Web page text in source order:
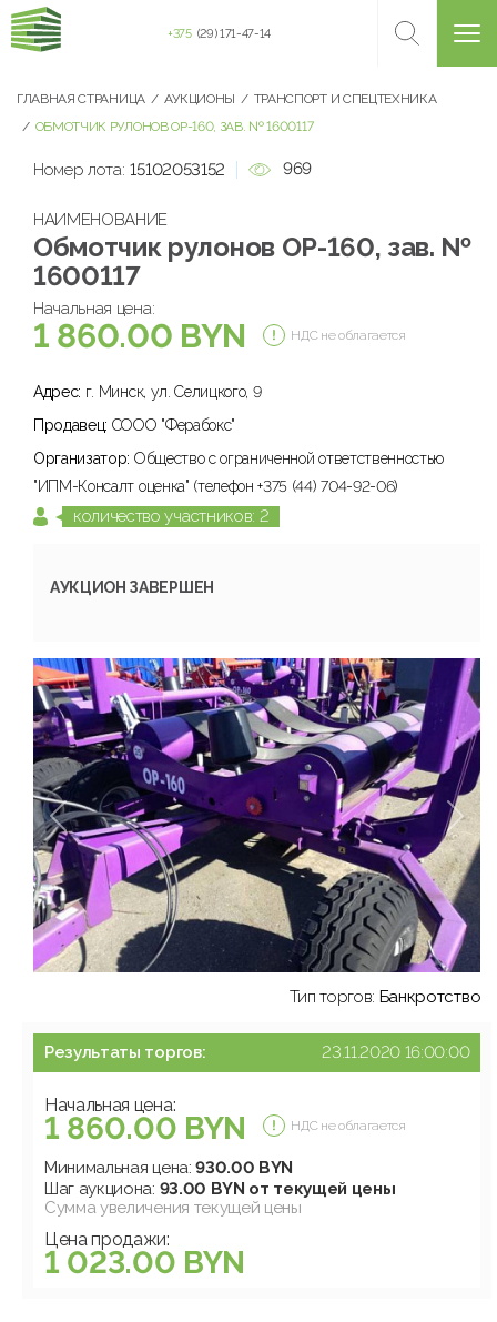
+375 (29) 171-47-14
ГЛАВНАЯ СТРАНИЦА АУКЦИОНЫ
ТРАНСПОРТ И СПЕЦТЕХНИКА
ОБМОТЧИК РУЛОНОВ ОР-160, ЗАВ. № 1600117
Номер лота: 15102053152 969
НАИМЕНОВАНИЕ
Обмотчик рулонов ОР-160, зав. №
1600117
Начальная цена:
1 860.00 BYN НДС не облагается
Адрес: г. Минск, ул. Селицкого, 9
Продавец: СООО "Ферабокс"
Организатор: Общество с ограниченной ответственностью
"ИПМ-Консалт оценка" (телефон +375 (44) 704-92-06)
количество участников: 2
АУКЦИОН ЗАВЕРШЕН
Тип торгов: Банкротство
Результаты торгов: 23.11.2020 16:00:00
Начальная цена:
1 860.00 BYN НДС не облагается
Минимальная цена:930.00 BYN
Шаг аукциона: 93.00 BYN от текущей цены
Сумма увеличения текущей цены
Цена продажи:
1 023.00 BYN